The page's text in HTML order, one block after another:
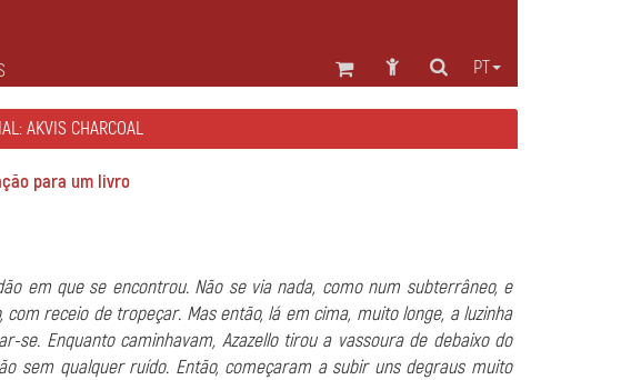
PT
AKVIS CHARCOAL
para um livro
em que se encontrou. Não se via nada, como num subterrâneo, e
receio de tropeçar. Mas então, lá em cima, muito longe, a luzinha
Enquanto caminhavam, Azazello tirou a vassoura de debaixo do
sem qualquer ruído. Então, começaram a subir uns degraus muito